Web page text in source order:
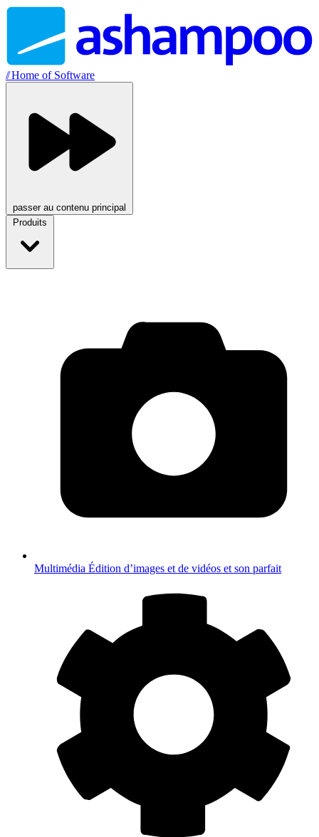
//Home of Software
passer au contenu principal
Produits
Multimédia Édition d’images et de vidéos et son parfait